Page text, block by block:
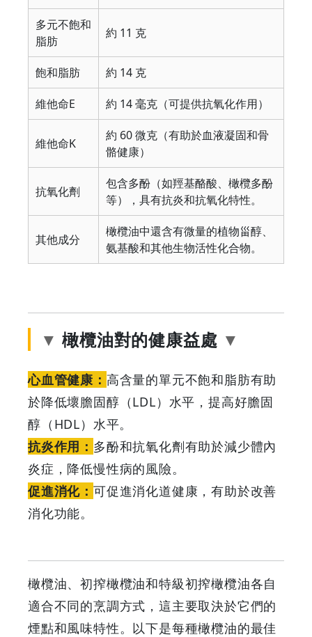
多元不飽和
脂肪
約 11 克
飽和脂肪 約 14 克
維他命E 約 14 毫克（可提供抗氧化作用）
維他命K
約 60 微克（有助於血液凝固和骨
骼健康）
抗氧化劑
包含多酚（如羥基酪酸、橄欖多酚
等），具有抗炎和抗氧化特性。
其他成分
橄欖油中還含有微量的植物甾醇、
氨基酸和其他生物活性化合物。
橄欖油對的健康益處
心血管健康： 高含量的單元不飽和脂肪有助
於降低壞膽固醇（LDL）水平，提高好膽固
醇（HDL）水平。
抗炎作用： 多酚和抗氧化劑有助於減少體內
炎症，降低慢性病的風險。
促進消化： 可促進消化道健康，有助於改善
消化功能。
橄欖油、初搾橄欖油和特級初搾橄欖油各自
適合不同的烹調方式，這主要取決於它們的
煙點和風味特性。以下是每種橄欖油的最佳